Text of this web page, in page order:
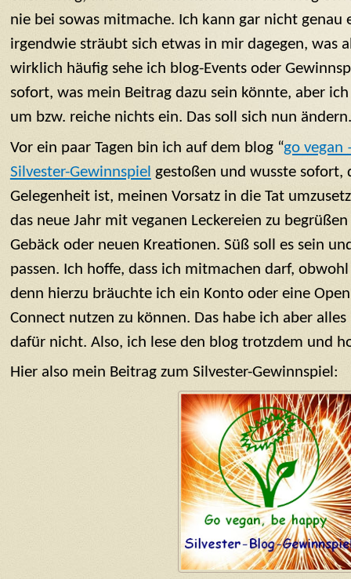
nie bei sowas mitmache. Ich kann gar nicht genau
irgendwie sträubt sich etwas in mir dagegen, was
wirklich häufig sehe ich blog-Events oder
sofort, was mein Beitrag dazu sein könnte, aber
um bzw. reiche nichts ein. Das soll sich nun ändern.
Vor ein paar Tagen bin ich auf dem blog “go vegan
Silvester-Gewinnspiel gestoßen und wusste sofort,
Gelegenheit ist, meinen Vorsatz in die Tat
das neue Jahr mit veganen Leckereien zu
Gebäck oder neuen Kreationen. Süß soll es sein
passen. Ich hoffe, dass ich mitmachen darf,
denn hierzu bräuchte ich ein Konto oder eine
Connect nutzen zu können. Das habe ich aber
dafür nicht. Also, ich lese den blog trotzdem und
Hier also mein Beitrag zum Silvester-Gewinnspiel: